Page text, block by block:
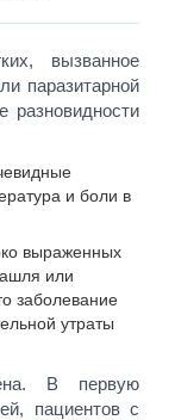
вызванное
паразитарной
разновидности
и боли в
выраженных
или
заболевание
утраты
В первую
пациентов с